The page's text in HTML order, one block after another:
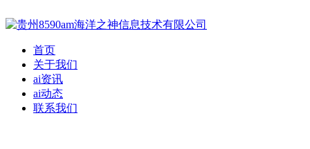
首页
关于我们
ai资讯
ai动态
联系我们